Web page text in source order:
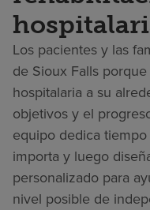
Los pacientes y las
de Sioux Falls
hospitalaria a su
objetivos y el
equipo dedica
importa y luego
personalizado para
nivel posible de